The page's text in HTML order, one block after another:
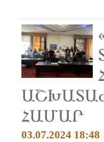
ՀԱՄԱՐ
03.07.2024 18:48